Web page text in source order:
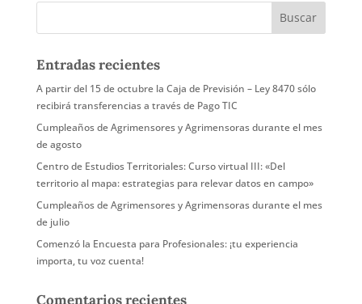
Entradas recientes
A partir del 15 de octubre la Caja de Previsión – Ley 8470 sólo
recibirá transferencias a través de Pago TIC
Cumpleaños de Agrimensores y Agrimensoras durante el mes
de agosto
Centro de Estudios Territoriales: Curso virtual III: «Del
territorio al mapa: estrategias para relevar datos en campo»
Cumpleaños de Agrimensores y Agrimensoras durante el mes
de julio
Comenzó la Encuesta para Profesionales: ¡tu experiencia
importa, tu voz cuenta!
Comentarios recientes